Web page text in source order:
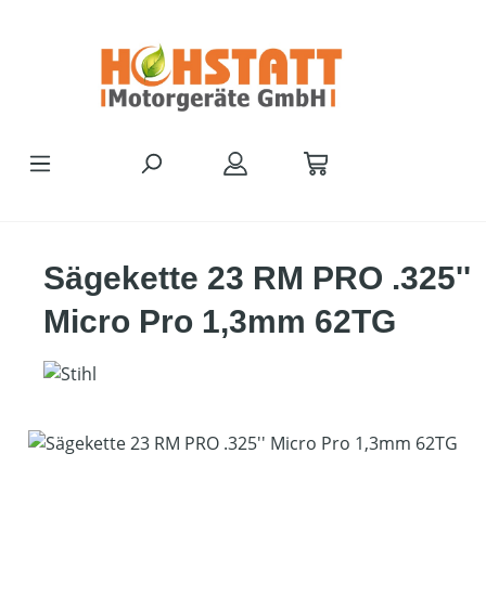
Sägekette 23 RM PRO .325''
Micro Pro 1,3mm 62TG
Bildergalerie überspringen